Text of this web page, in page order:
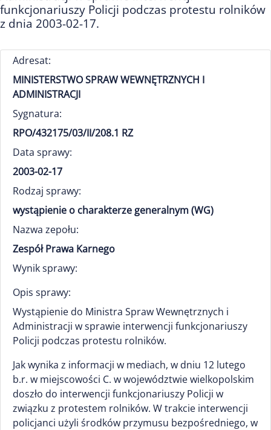
funkcjonariuszy Policji podczas protestu rolników
z dnia 2003-02-17.
Adresat:
MINISTERSTWO SPRAW WEWNĘTRZNYCH I
ADMINISTRACJI
Sygnatura:
RPO/432175/03/II/208.1 RZ
Data sprawy:
2003-02-17
Rodzaj sprawy:
wystąpienie o charakterze generalnym (WG)
Nazwa zepołu:
Zespół Prawa Karnego
Wynik sprawy:
Opis sprawy:
Wystąpienie do Ministra Spraw Wewnętrznych i
Administracji w sprawie interwencji funkcjonariuszy
Policji podczas protestu rolników.
Jak wynika z informacji w mediach, w dniu 12 lutego
b.r. w miejscowości C. w województwie wielkopolskim
doszło do interwencji funkcjonariuszy Policji w
związku z protestem rolników. W trakcie interwencji
policjanci użyli środków przymusu bezpośredniego, w